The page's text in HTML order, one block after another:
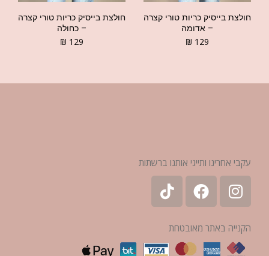
חולצת בייסיק כריות טורי קצרה
– אדומה
₪ 129
חולצת בייסיק כריות טורי קצרה
– כחולה
₪ 129
עקבי אחרינו ותייגי אותנו ברשתות
הקנייה באתר מאובטחת